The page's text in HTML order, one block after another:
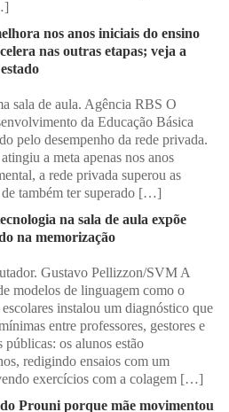
nos anos iniciais do ensino
nas outras etapas; veja a
sala de aula. Agência RBS O
da Educação Básica
pelo desempenho da rede privada.
a meta apenas nos anos
a rede privada superou as
de também ter superado […]
na sala de aula expõe
na memorização
Gustavo Pellizzon/SVM A
modelos de linguagem como o
instalou um diagnóstico que
entre professores, gestores e
os alunos estão
redigindo ensaios com um
exercícios com a colagem […]
Prouni porque mãe movimentou